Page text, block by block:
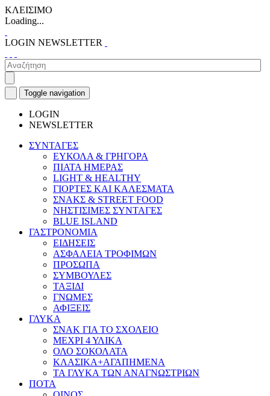
ΚΛΕΙΣΙΜΟ
Loading...
LOGIN NEWSLETTER
Toggle navigation
LOGIN
NEWSLETTER
ΣΥΝΤΑΓΕΣ
ΕΥΚΟΛΑ & ΓΡΗΓΟΡΑ
ΠΙΑΤΑ ΗΜΕΡΑΣ
LIGHT & HEALTHY
ΓΙΟΡΤΕΣ ΚΑΙ ΚΑΛΕΣΜΑΤΑ
ΣΝΑΚΣ & STREET FOOD
ΝΗΣΤΙΣΙΜΕΣ ΣΥΝΤΑΓΕΣ
BLUE ISLAND
ΓΑΣΤΡΟΝΟΜΙΑ
ΕΙΔΗΣΕΙΣ
ΑΣΦΑΛΕΙΑ ΤΡΟΦΙΜΩΝ
ΠΡΟΣΩΠΑ
ΣΥΜΒΟΥΛΕΣ
ΤΑΞΙΔΙ
ΓΝΩΜΕΣ
ΑΦΙΞΕΙΣ
ΓΛΥΚΑ
ΣΝΑΚ ΓΙΑ ΤΟ ΣΧΟΛΕΙΟ
ΜΕΧΡΙ 4 ΥΛΙΚΑ
ΟΛΟ ΣΟΚΟΛΑΤΑ
ΚΛΑΣΙΚΑ+ΑΓΑΠΗΜΕΝΑ
ΤΑ ΓΛΥΚΑ ΤΩΝ ΑΝΑΓΝΩΣΤΡΙΩΝ
ΠΟΤΑ